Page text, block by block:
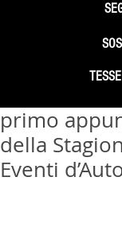
primo
della
Eventi